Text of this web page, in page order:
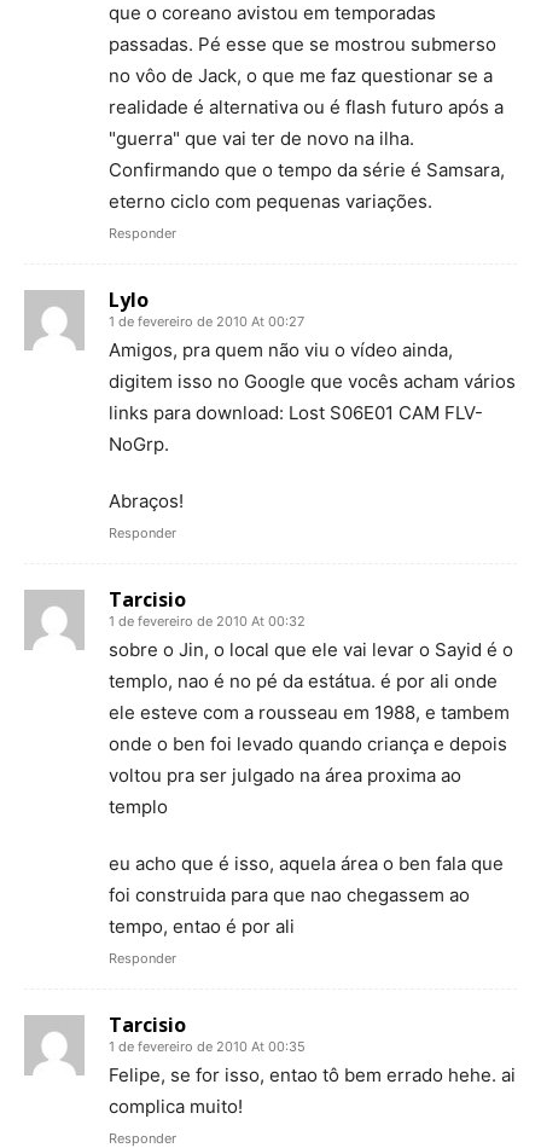
que o coreano avistou em temporadas
passadas. Pé esse que se mostrou submerso
no vôo de Jack, o que me faz questionar se a
realidade é alternativa ou é flash futuro após a
"guerra" que vai ter de novo na ilha.
Confirmando que o tempo da série é Samsara,
eterno ciclo com pequenas variações.
Responder
Lylo
1 de fevereiro de 2010 At 00:27
Amigos, pra quem não viu o vídeo ainda,
digitem isso no Google que vocês acham vários
links para download: Lost S06E01 CAM FLV-
NoGrp.
Abraços!
Responder
Tarcisio
1 de fevereiro de 2010 At 00:32
sobre o Jin, o local que ele vai levar o Sayid é o
templo, nao é no pé da estátua. é por ali onde
ele esteve com a rousseau em 1988, e tambem
onde o ben foi levado quando criança e depois
voltou pra ser julgado na área proxima ao
templo
eu acho que é isso, aquela área o ben fala que
foi construida para que nao chegassem ao
tempo, entao é por ali
Responder
Tarcisio
1 de fevereiro de 2010 At 00:35
Felipe, se for isso, entao tô bem errado hehe. ai
complica muito!
Responder